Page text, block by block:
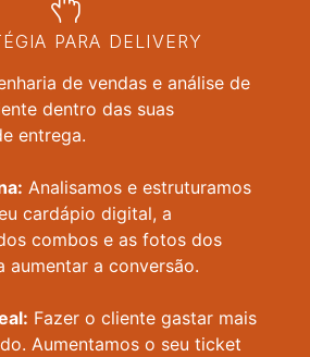
PARA DELIVERY
de vendas e análise de
dentro das suas
entrega.
Analisamos e estruturamos
cardápio digital, a
combos e as fotos dos
aumentar a conversão.
Fazer o cliente gastar mais
Aumentamos o seu ticket